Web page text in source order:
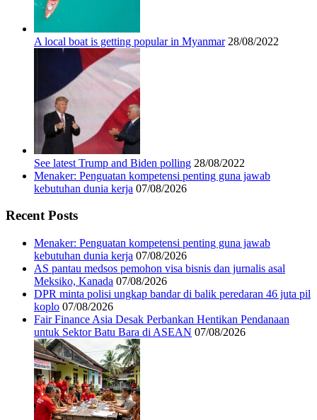
A local boat is getting popular in Myanmar 28/08/2022
See latest Trump and Biden polling 28/08/2022
Menaker: Penguatan kompetensi penting guna jawab
kebutuhan dunia kerja 07/08/2026
Recent Posts
Menaker: Penguatan kompetensi penting guna jawab
kebutuhan dunia kerja 07/08/2026
AS pantau medsos pemohon visa bisnis dan jurnalis asal
Meksiko, Kanada 07/08/2026
DPR minta polisi ungkap bandar di balik peredaran 46 juta pil
koplo 07/08/2026
Fair Finance Asia Desak Perbankan Hentikan Pendanaan
untuk Sektor Batu Bara di ASEAN 07/08/2026